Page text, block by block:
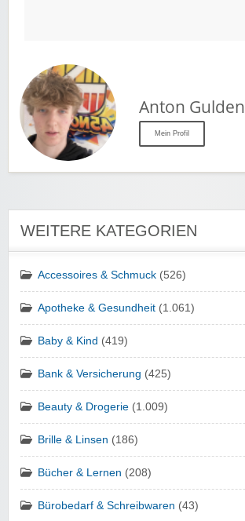
Anton Gulden
Mein Profil
WEITERE KATEGORIEN
Accessoires & Schmuck (526)
Apotheke & Gesundheit (1.061)
Baby & Kind (419)
Bank & Versicherung (425)
Beauty & Drogerie (1.009)
Brille & Linsen (186)
Bücher & Lernen (208)
Bürobedarf & Schreibwaren (43)